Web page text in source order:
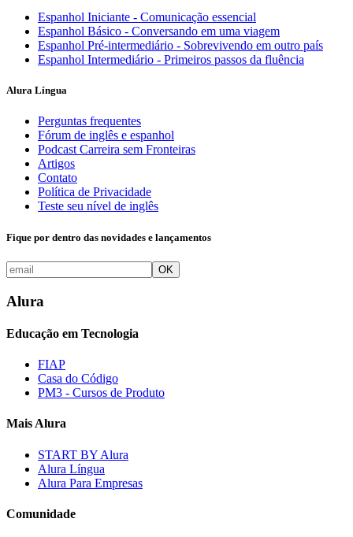
Espanhol Iniciante - Comunicação essencial
Espanhol Básico - Conversando em uma viagem
Espanhol Pré-intermediário - Sobrevivendo em outro país
Espanhol Intermediário - Primeiros passos da fluência
Alura Língua
Perguntas frequentes
Fórum de inglês e espanhol
Podcast Carreira sem Fronteiras
Artigos
Contato
Política de Privacidade
Teste seu nível de inglês
Fique por dentro das novidades e lançamentos
OK
Alura
Educação em Tecnologia
FIAP
Casa do Código
PM3 - Cursos de Produto
Mais Alura
START BY Alura
Alura Língua
Alura Para Empresas
Comunidade